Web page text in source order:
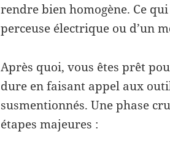
rendre bien homogène. Ce
perceuse électrique ou d’un
Après quoi, vous êtes prêt
dure en faisant appel aux
susmentionnés. Une phase
étapes majeures :